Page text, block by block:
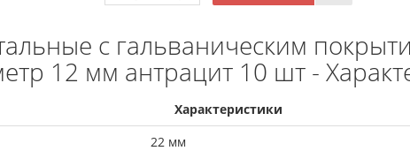
с гальваническим
12 мм антрацит 10 шт -
Характеристики
22 мм